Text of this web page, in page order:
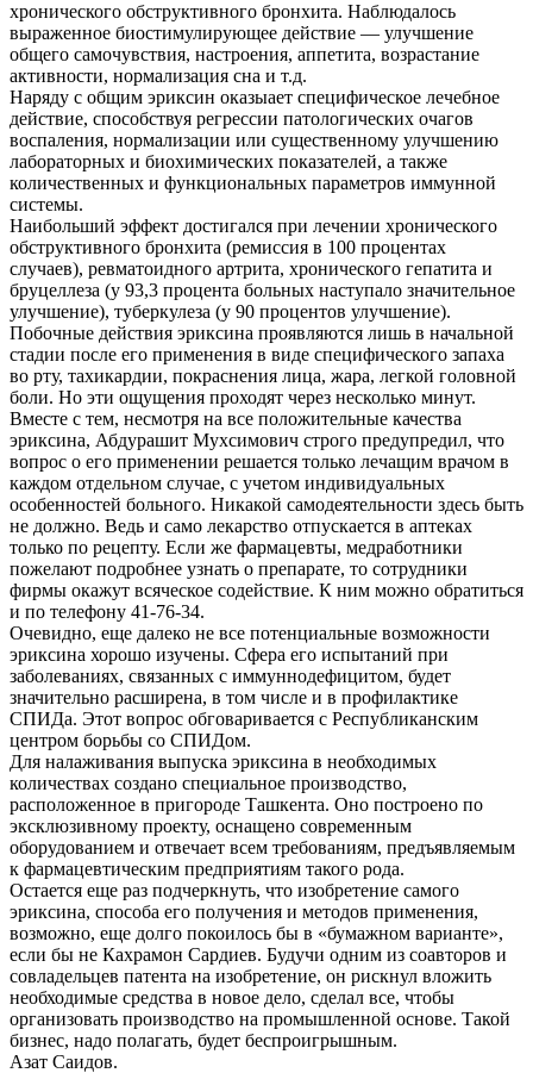
хронического обструктивного бронхита. Наблюдалось
выраженное биостимулирующее действие — улучшение
общего самочувствия, настроения, аппетита, возрастание
активности, нормализация сна и т.д.
Наряду с общим эриксин оказыает специфическое лечебное
действие, способствуя регрессии патологических очагов
воспаления, нормализации или существенному улучшению
лабораторных и биохимических показателей, а также
количественных и функциональных параметров иммунной
системы.
Наибольший эффект достигался при лечении хронического
обструктивного бронхита (ремиссия в 100 процентах
случаев), ревматоидного артрита, хронического гепатита и
бруцеллеза (у 93,3 процента больных наступало значительное
улучшение), туберкулеза (у 90 процентов улучшение).
Побочные действия эриксина проявляются лишь в начальной
стадии после его применения в виде специфического запаха
во рту, тахикардии, покраснения лица, жара, легкой головной
боли. Но эти ощущения проходят через несколько минут.
Вместе с тем, несмотря на все положительные качества
эриксина, Абдурашит Мухсимович строго предупредил, что
вопрос о его применении решается только лечащим врачом в
каждом отдельном случае, с учетом индивидуальных
особенностей больного. Никакой самодеятельности здесь быть
не должно. Ведь и само лекарство отпускается в аптеках
только по рецепту. Если же фармацевты, медработники
пожелают подробнее узнать о препарате, то сотрудники
фирмы окажут всяческое содействие. К ним можно обратиться
и по телефону 41-76-34.
Очевидно, еще далеко не все потенциальные возможности
эриксина хорошо изучены. Сфера его испытаний при
заболеваниях, связанных с иммуннодефицитом, будет
значительно расширена, в том числе и в профилактике
СПИДа. Этот вопрос обговаривается с Республиканским
центром борьбы со СПИДом.
Для налаживания выпуска эриксина в необходимых
количествах создано специальное производство,
расположенное в пригороде Ташкента. Оно построено по
эксклюзивному проекту, оснащено современным
оборудованием и отвечает всем требованиям, предъявляемым
к фармацевтическим предприятиям такого рода.
Остается еще раз подчеркнуть, что изобретение самого
эриксина, способа его получения и методов применения,
возможно, еще долго покоилось бы в «бумажном варианте»,
если бы не Кахрамон Сардиев. Будучи одним из соавторов и
совладельцев патента на изобретение, он рискнул вложить
необходимые средства в новое дело, сделал все, чтобы
организовать производство на промышленной основе. Такой
бизнес, надо полагать, будет беспроигрышным.
Азат Саидов.